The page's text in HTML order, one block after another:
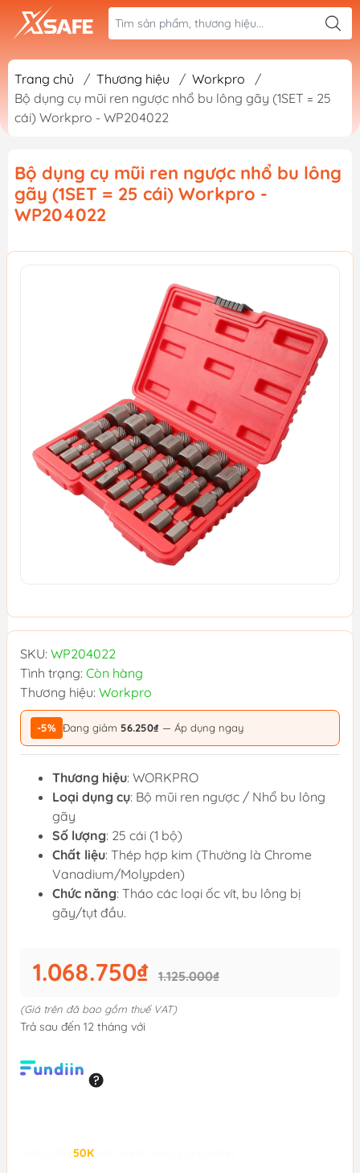
Trang chủ / Thương hiệu / Workpro
/
Bộ dụng cụ mũi ren ngược nhổ bu lông gãy (1SET = 25
cái) Workpro - WP204022
Bộ dụng cụ mũi ren ngược nhổ bu lông
gãy (1SET = 25 cái) Workpro -
WP204022
SKU: WP204022
Tình trạng: Còn hàng
Thương hiệu: Workpro
-5% Đang giảm 56.250₫ — Áp dụng ngay
Thương hiệu: WORKPRO
Loại dụng cụ: Bộ mũi ren ngược / Nhổ bu lông
gãy
Số lượng: 25 cái (1 bộ)
Chất liệu: Thép hợp kim (Thường là Chrome
Vanadium/Molypden)
Chức năng: Tháo các loại ốc vít, bu lông bị
gãy/tụt đầu.
1.068.750₫ 1.125.000₫
(Giá trên đã bao gồm thuế VAT)
Trả sau đến 12 tháng với
50K